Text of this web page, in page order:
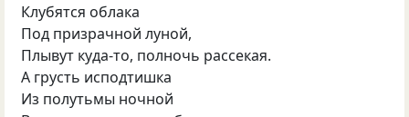
Клубятся облака
Под призрачной луной,
Плывут куда-то, полночь рассекая.
А грусть исподтишка
Из полутьмы ночной